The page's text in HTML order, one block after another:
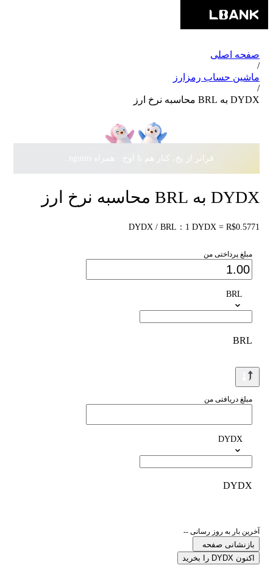
صفحه اصلی
/
ماشین حساب رمزارز
/
DYDX به BRL محاسبه نرخ ارز
DYDX به BRL محاسبه نرخ ارز
DYDX / BRL：1 DYDX = R$0.5771
مبلغ پرداختی من
BRL
BRL
مبلغ دریافتی من
DYDX
DYDX
آخرین بار به روز رسانی --
بازنشانی صفحه
اکنون DYDX را بخرید